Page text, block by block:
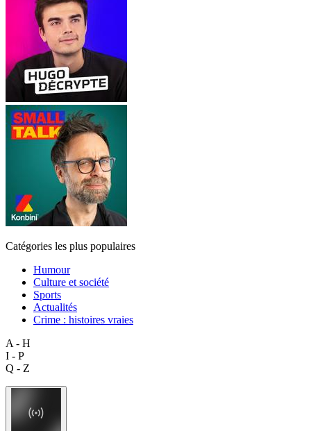
Catégories les plus populaires
Humour
Culture et société
Sports
Actualités
Crime : histoires vraies
A - H
I - P
Q - Z